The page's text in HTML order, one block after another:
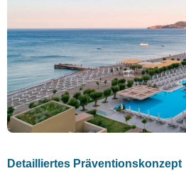
Detailliertes Präventionskonzept